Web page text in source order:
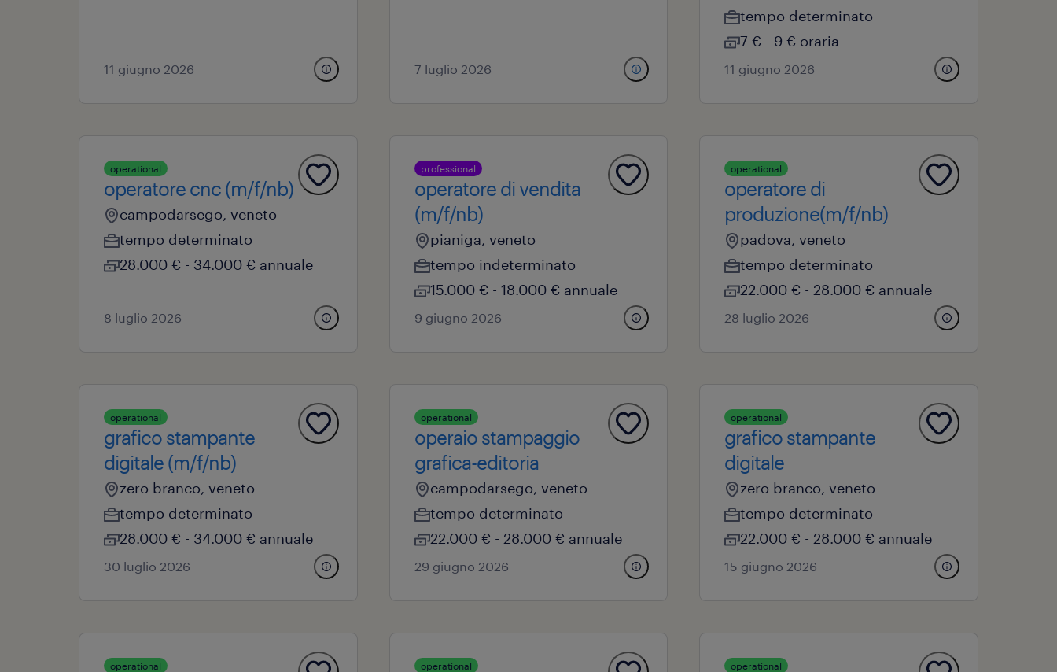
11 giugno 2026 7 luglio 2026
tempo determinato
7 € - 9 € oraria
11 giugno 2026
operational
operatore cnc (m/f/nb)
campodarsego, veneto
tempo determinato
28.000 € - 34.000 € annuale
8 luglio 2026
professional
operatore di vendita
(m/f/nb)
pianiga, veneto
tempo indeterminato
15.000 € - 18.000 € annuale
9 giugno 2026
operational
operatore di
produzione(m/f/nb)
padova, veneto
tempo determinato
22.000 € - 28.000 € annuale
28 luglio 2026
operational
grafico stampante
digitale (m/f/nb)
zero branco, veneto
tempo determinato
28.000 € - 34.000 € annuale
30 luglio 2026
operational
operaio stampaggio
grafica-editoria
campodarsego, veneto
tempo determinato
22.000 € - 28.000 € annuale
29 giugno 2026
operational
grafico stampante
digitale
zero branco, veneto
tempo determinato
22.000 € - 28.000 € annuale
15 giugno 2026
operational operational operational